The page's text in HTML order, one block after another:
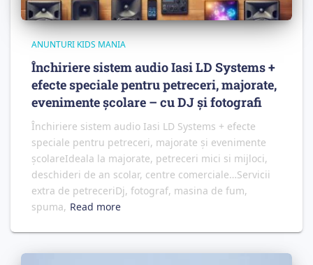
ANUNTURI KIDS MANIA
Închiriere sistem audio Iasi LD Systems +
efecte speciale pentru petreceri, majorate,
evenimente școlare – cu DJ și fotografi
Închiriere sistem audio Iasi LD Systems + efecte
speciale pentru petreceri, majorate și evenimente
școlareIdeala la majorate, petreceri mici si mijloci,
deschideri de an scolar, centre comerciale…Servicii
extra de petreceriDj, fotograf, masina de fum,
spuma, Read more